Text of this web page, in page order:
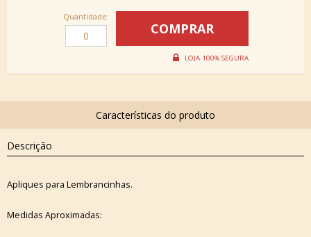
Quantidade:
Descrição
Apliques para Lembrancinhas.
Medidas Aproximadas: